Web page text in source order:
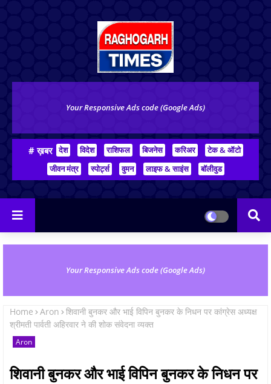
Your Responsive Ads code (Google Ads)
# ख़बर देश विदेश राशिफल बिजनेस करिअर
टेक & ऑटो
जीवन मंत्र
स्पोर्ट्स वुमन लाइफ & साइंस बॉलीवुड
Your Responsive Ads code (Google Ads)
Home Aron
शिवानी बुनकर और भाई विपिन बुनकर के निधन पर कांग्रेस अध्यक्ष
श्रीमती पार्वती अहिरवार ने की शोक संवेदना व्यक्त
Aron
शिवानी बुनकर और भाई विपिन बुनकर के निधन पर